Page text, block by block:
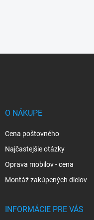
O NÁKUPE
Cena poštovného
Najčastejšie otázky
Oprava mobilov - cena
Montáž zakúpených dielov
INFORMÁCIE PRE VÁS